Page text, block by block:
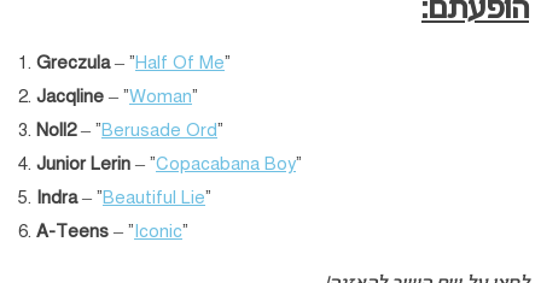
הופעתם:
Greczula– “Half Of Me“
Jacqline – “Woman“
Noll2– “Berusade Ord“
Junior Lerin – “Copacabana Boy“
Indra– “Beautiful Lie“
A-Teens – “Iconic“